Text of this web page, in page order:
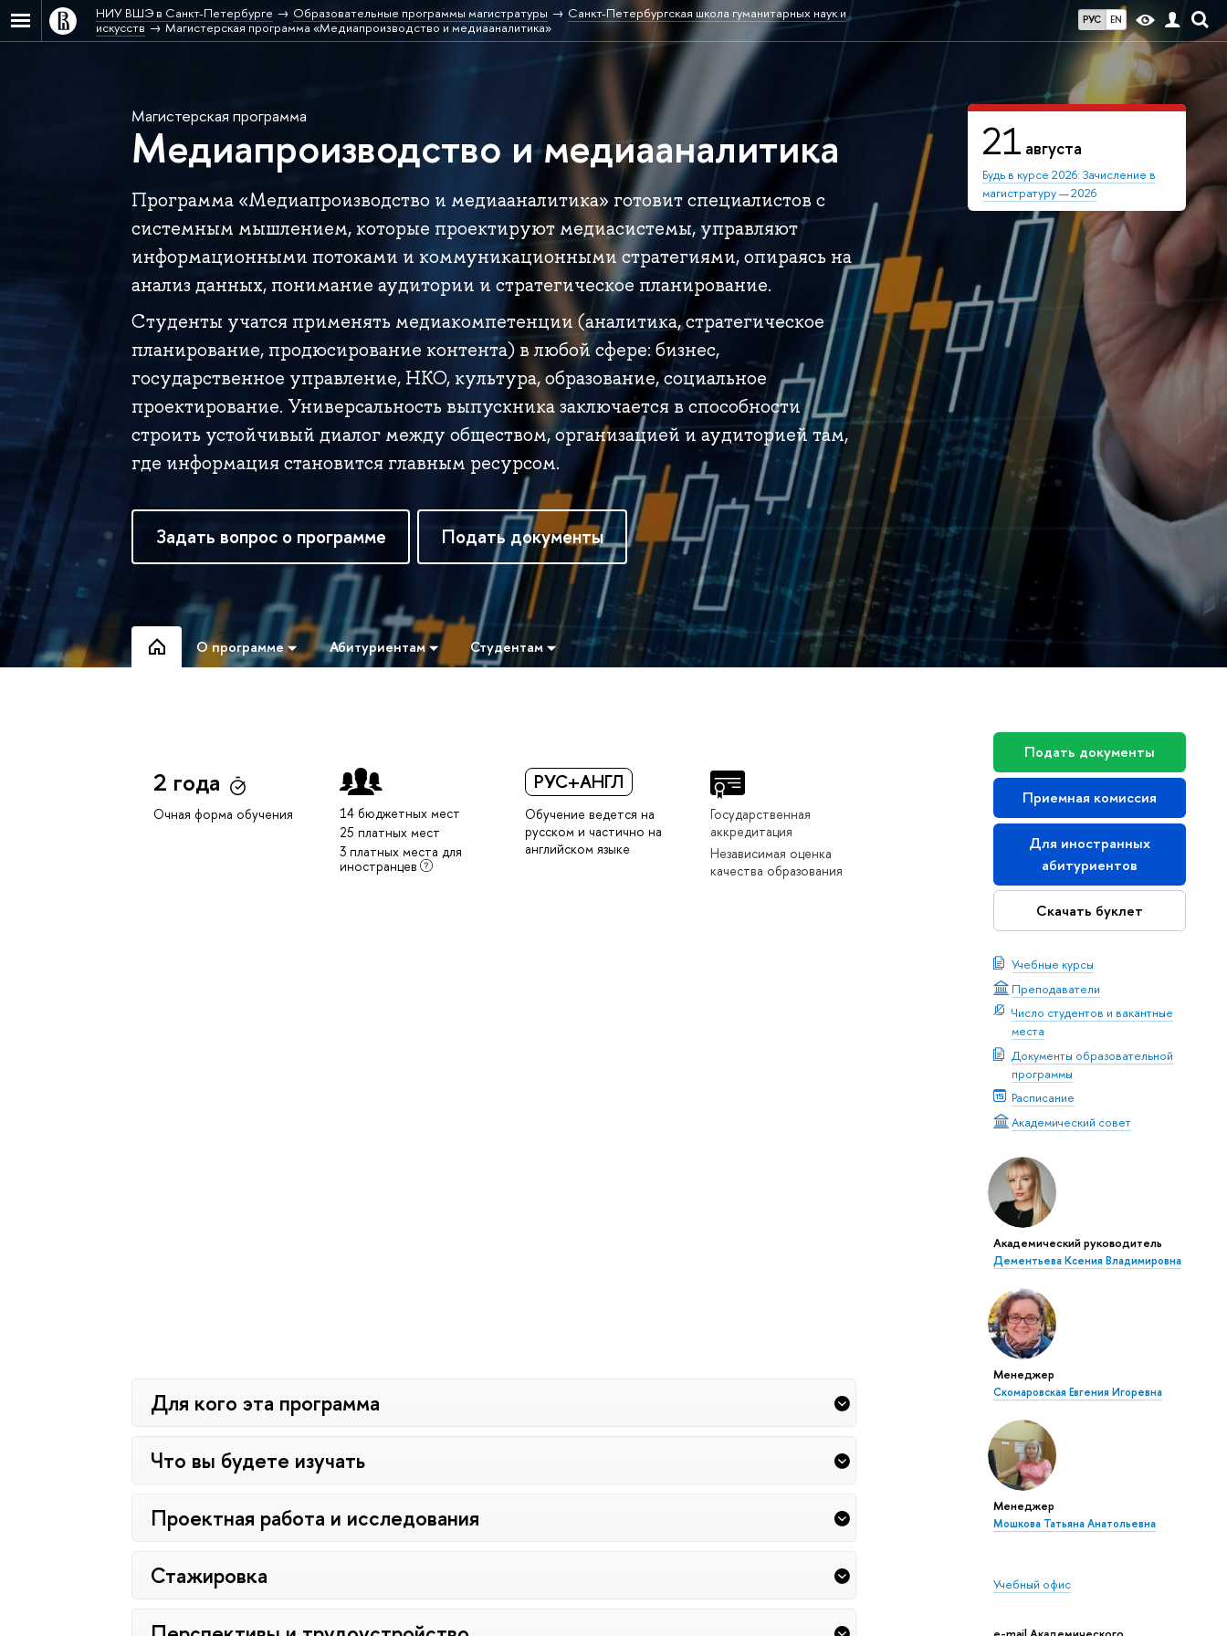
РУС EN
НИУ ВШЭ в Санкт-Петербурге Образовательные программы магистратуры
Санкт-Петербургская школа гуманитарных наук и
искусств
Магистерская программа «Медиапроизводство и медиааналитика»
21 августа
Будь в курсе 2026: Зачисление в
магистратуру — 2026
Магистерская программа
Медиапроизводство и медиааналитика
Программа «Медиапроизводство и медиааналитика» готовит специалистов с
системным мышлением, которые проектируют медиасистемы, управляют
информационными потоками и коммуникационными стратегиями, опираясь на
анализ данных, понимание аудитории и стратегическое планирование.
Студенты учатся применять медиакомпетенции (аналитика, стратегическое
планирование, продюсирование контента) в любой сфере: бизнес,
государственное управление, НКО, культура, образование, социальное
проектирование. Универсальность выпускника заключается в способности
строить устойчивый диалог между обществом, организацией и аудиторией там,
где информация становится главным ресурсом.
Задать вопрос о программе Подать документы
О программе Абитуриентам Студентам
Подать документы
Приемная комиссия
Для иностранных
абитуриентов
Скачать буклет
Учебные курсы
Преподаватели
Число студентов и вакантные
места
Документы образовательной
программы
Расписание
Академический совет
Академический руководитель
Дементьева Ксения Владимировна
Менеджер
Скомаровская Евгения Игоревна
Менеджер
Мошкова Татьяна Анатольевна
Учебный офис
2 года
Очная форма обучения
14 бюджетных мест
25 платных мест
3 платных места для
иностранцев
РУС+АНГЛ
Обучение ведется на
русском и частично на
английском языке
Государственная
аккредитация
Независимая оценка
качества образования
Для кого эта программа
Что вы будете изучать
Проектная работа и исследования
Стажировка